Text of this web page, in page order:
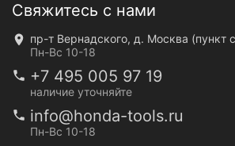
Свяжитесь с нами
пр-т Вернадского, д. Москва (пункт
Пн-Вс 10-18
+7 495 005 97 19
наличие уточняйте
info@honda-tools.ru
Пн-Вс 10-18